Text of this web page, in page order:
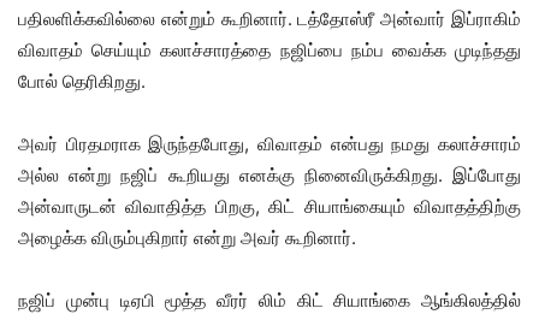
பதிலளிக்கவில்லை என்றும் கூறினார். டத்தோஸ்ரீ அன்வார் இப்ராகிம்
விவாதம் செய்யும் கலாச்சாரத்தை நஜிப்பை நம்ப வைக்க முடிந்தது
போல் தெரிகிறது.
அவர் பிரதமராக இருந்தபோது, ​​விவாதம் என்பது நமது கலாச்சாரம்
அல்ல என்று நஜிப் கூறியது எனக்கு நினைவிருக்கிறது. இப்போது
அன்வாருடன் விவாதித்த பிறகு, கிட் சியாங்கையும் விவாதத்திற்கு
அழைக்க விரும்புகிறார் என்று அவர் கூறினார்.
நஜிப் முன்பு டிஏபி மூத்த வீரர் லிம் கிட் சியாங்கை ஆங்கிலத்தில்